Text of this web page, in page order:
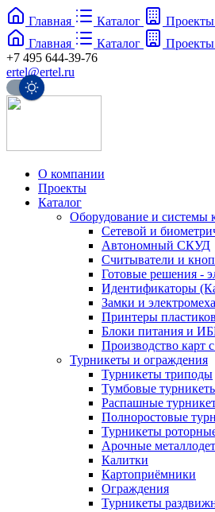
Главная Каталог Проекты
Главная
Каталог Проекты
+7 495 644-39-76
ertel@ertel.ru
О компании
Проекты
Каталог
Оборудование и системы
Сетевой и
Автономный СКУД
Считыватели и
Готовые решения -
Идентификаторы
Замки и
Принтеры
Блоки питания и
Производство карт
Турникеты и ограждения
Турникеты триподы
Тумбовые
Распашные
Полноростовые
Турникеты
Арочные
Калитки
Картоприёмники
Ограждения
Турникеты